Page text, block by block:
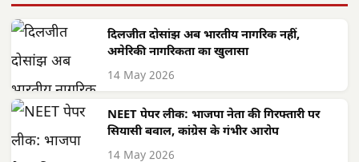
दिलजीत दोसांझ अब भारतीय नागरिक नहीं,
अमेरिकी नागरिकता का खुलासा
14 May 2026
NEET पेपर लीक: भाजपा नेता की गिरफ्तारी पर
सियासी बवाल, कांग्रेस के गंभीर आरोप
14 May 2026